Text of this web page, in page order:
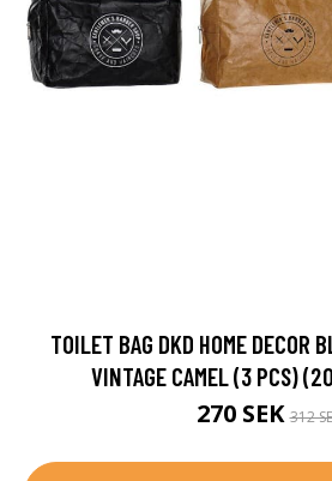
TOILET BAG DKD HOME DECOR
VINTAGE CAMEL (3 PCS)
270 SEK312